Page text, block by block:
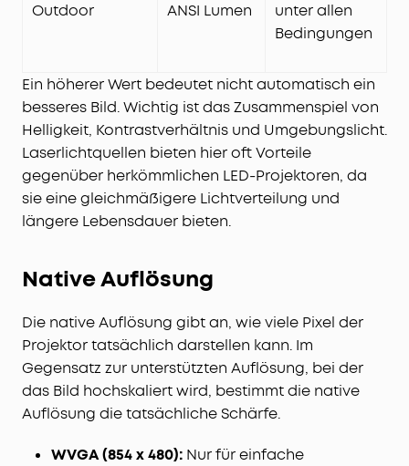
Outdoor
ANSI Lumen
unter allen
Bedingungen
Ein höherer Wert bedeutet nicht automatisch ein
besseres Bild. Wichtig ist das Zusammenspiel von
Helligkeit, Kontrastverhältnis und Umgebungslicht.
Laserlichtquellen bieten hier oft Vorteile
gegenüber herkömmlichen LED-Projektoren, da
sie eine gleichmäßigere Lichtverteilung und
längere Lebensdauer bieten.
Native Auflösung
Die native Auflösung gibt an, wie viele Pixel der
Projektor tatsächlich darstellen kann. Im
Gegensatz zur unterstützten Auflösung, bei der
das Bild hochskaliert wird, bestimmt die native
Auflösung die tatsächliche Schärfe.
WVGA (854 x 480): Nur für einfache